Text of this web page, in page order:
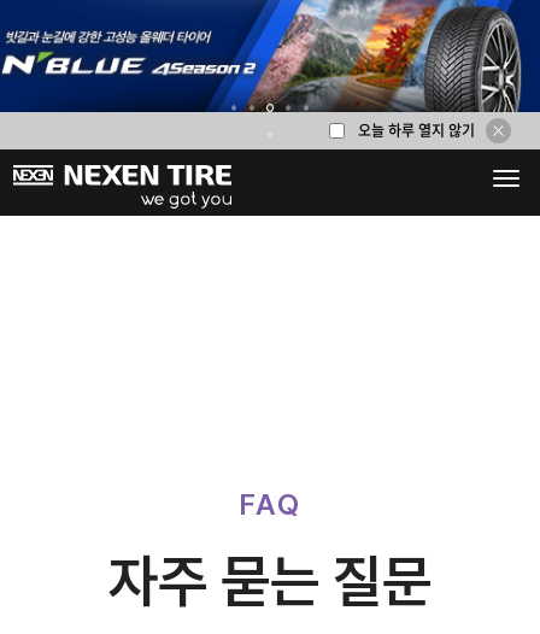
5
오늘 하루 열지 않기
FAQ
자주 묻는 질문